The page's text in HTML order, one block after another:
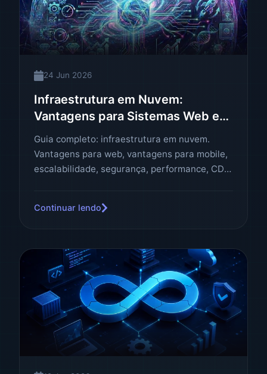
24 Jun 2026
Infraestrutura em Nuvem:
Vantagens para Sistemas Web e
Aplicativos
Guia completo: infraestrutura em nuvem.
Vantagens para web, vantagens para mobile,
escalabilidade, segurança, performance, CDN,
Continuar lendo